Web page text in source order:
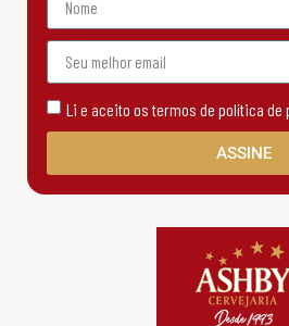
Li e aceito os termos de política de
ASSINE